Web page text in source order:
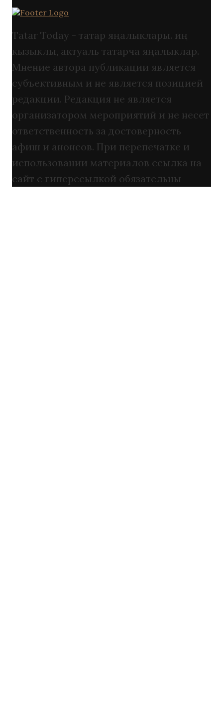
Tatar Today - татар яңалыклары. иң
кызыклы, актуаль татарча яңалыклар.
Мнение автора публикации является
субъективным и не является позицией
редакции. Редакция не является
организатором мероприятий и не несет
ответственность за достоверность
афиш и анонсов. При перепечатке и
использовании материалов ссылка на
сайт с гиперссылкой обязательны